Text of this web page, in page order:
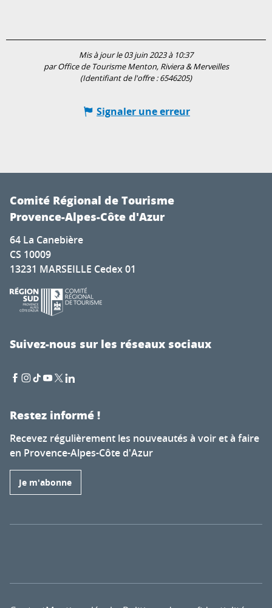
Mis à jour le 03 juin 2023 à 10:37
par Office de Tourisme Menton, Riviera & Merveilles
(Identifiant de l'offre :6546205)
Signaler une erreur
Comité Régional de Tourisme
Provence-Alpes-Côte d'Azur
64 La Canebière
CS 10009
13231 MARSEILLE Cedex 01
Suivez-nous sur les réseaux sociaux
Restez informé !
Recevez régulièrement les nouveautés à voir et à faire
en Provence-Alpes-Côte d'Azur
Je m'abonne